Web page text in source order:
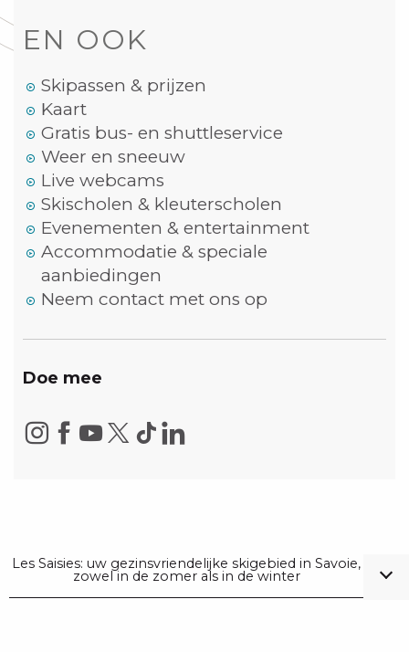
EN OOK
Skipassen & prijzen
Kaart
Gratis bus- en shuttleservice
Weer en sneeuw
Live webcams
Skischolen & kleuterscholen
Evenementen & entertainment
Accommodatie & speciale
aanbiedingen
Neem contact met ons op
Doe mee
Les Saisies: uw gezinsvriendelijke skigebied in Savoie,
zowel in de zomer als in de winter